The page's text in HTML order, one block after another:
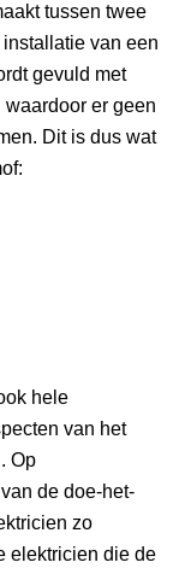
tussen twee
van een
gevuld met
er geen
Dit is dus wat
hele
van het
Op
de doe-het-
zo
elektricien die de